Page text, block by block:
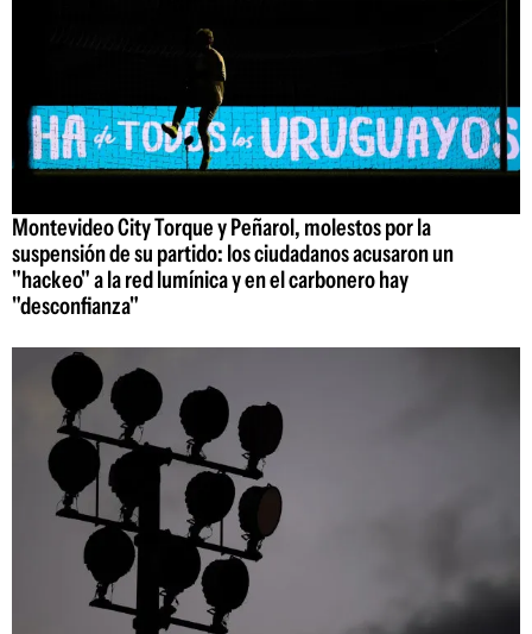
Montevideo City Torque y Peñarol, molestos por la
suspensión de su partido: los ciudadanos acusaron un
"hackeo" a la red lumínica y en el carbonero hay
"desconfianza"